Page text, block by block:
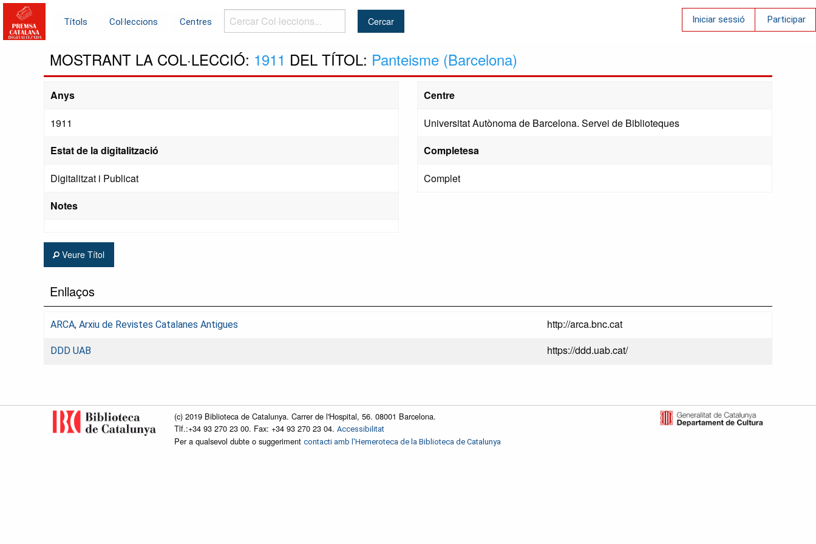
Títols Col·leccions Centres
Cercar
Col·leccions...
Iniciar sessió Participar
MOSTRANT LA COL·LECCIÓ: 1911 DEL TÍTOL: Panteisme (Barcelona)
Anys
1911
Estat de la digitalització
Digitalitzat i Publicat
Notes
Centre
Universitat Autònoma de Barcelona. Servei de Biblioteques
Completesa
Complet
Veure Títol
Enllaços
ARCA, Arxiu de Revistes Catalanes Antigues http://arca.bnc.cat
DDD UAB https://ddd.uab.cat/
(c) 2019 Biblioteca de Catalunya. Carrer de l'Hospital, 56. 08001 Barcelona.
Tlf.:+34 93 270 23 00. Fax: +34 93 270 23 04. Accessibilitat
Per a qualsevol dubte o suggeriment contacti amb l'Hemeroteca de la Biblioteca de Catalunya